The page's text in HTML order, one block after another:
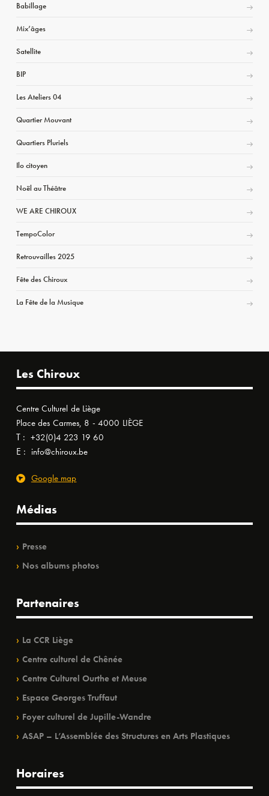
Babillage
Mix’âges
Satellite
BIP
Les Ateliers 04
Quartier Mouvant
Quartiers Pluriels
Ilo citoyen
Noël au Théâtre
WE ARE CHIROUX
TempoColor
Retrouvailles 2025
Fête des Chiroux
La Fête de la Musique
Les Chiroux
Centre Culturel de Liège
Place des Carmes, 8 - 4000 LIÈGE
T : +32(0)4 223 19 60
E : info@chiroux.be
Google map
Médias
Presse
Nos albums photos
Partenaires
La CCR Liège
Centre culturel de Chênée
Centre Culturel Ourthe et Meuse
Espace Georges Truffaut
Foyer culturel de Jupille-Wandre
ASAP – L’Assemblée des Structures en Arts Plastiques
Horaires